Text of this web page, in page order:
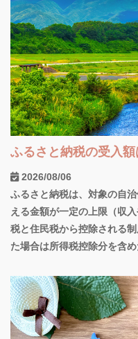
ふるさと納税の受入
2026/08/06
ふるさと納税は、対象の自
える金額が一定の上限（収
税と住民税から控除される
た場合は所得税控除分を含